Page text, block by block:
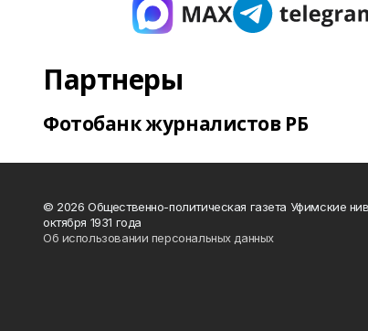
Партнеры
Фотобанк журналистов РБ
© 2026 Общественно-политическая газета Уфимские
октября 1931 года
Об использовании персональных данных